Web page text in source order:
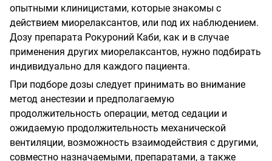
опытными клиницистами, которые знакомы с
действием миорелаксантов, или под их наблюдением.
Дозу препарата Рокуроний Каби, как и в случае
применения других миорелаксантов, нужно подбирать
индивидуально для каждого пациента.
При подборе дозы следует принимать во внимание
метод анестезии и предполагаемую
продолжительность операции, метод седации и
ожидаемую продолжительность механической
вентиляции, возможность взаимодействия с другими,
совместно назначаемыми, препаратами, а также